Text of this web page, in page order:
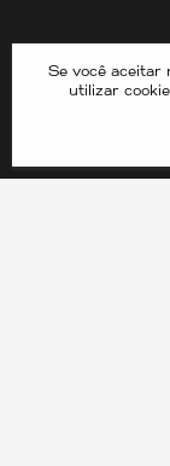
Se você aceitar
utilizar